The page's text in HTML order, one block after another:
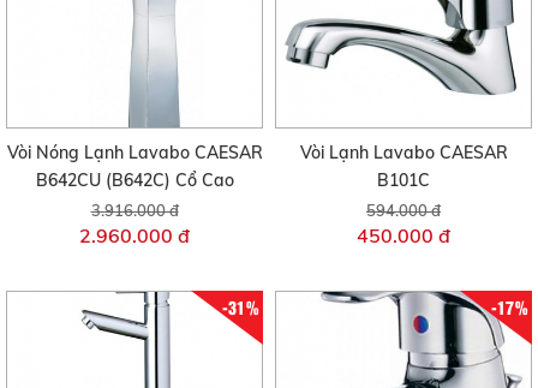
Vòi Nóng Lạnh Lavabo CAESAR
B642CU (B642C) Cổ Cao
3.916.000 đ
2.960.000 đ
Vòi Lạnh Lavabo CAESAR
B101C
594.000 đ
450.000 đ
-31% -17%